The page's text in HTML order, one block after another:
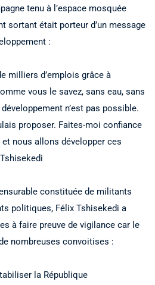
tenu à l’espace mosquée
sortant était porteur d’un message
:
milliers d’emplois grâce à
vous le savez, sans eau, sans
n’est pas possible.
proposer. Faites-moi confiance
nous allons développer ces
constituée de militants
politiques, Félix Tshisekedi a
à faire preuve de vigilance car le
nombreuses convoitises :
la République